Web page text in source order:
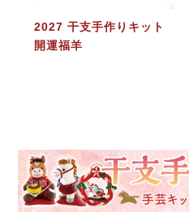
2027 干支手作りキット
開運福羊